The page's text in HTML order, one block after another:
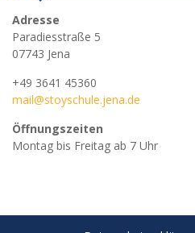
Adresse
Paradiesstraße 5
07743 Jena
+49 3641 45360
mail@stoyschule.jena.de
Öffnungszeiten
Montag bis Freitag ab 7 Uhr